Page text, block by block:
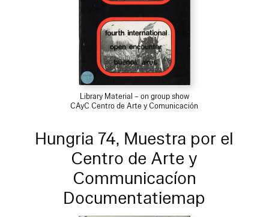
Library Material – on group show
CAyC Centro de Arte y Comunicación
Hungria 74, Muestra por el
Centro de Arte y
Communicacíon
Documentatiemap